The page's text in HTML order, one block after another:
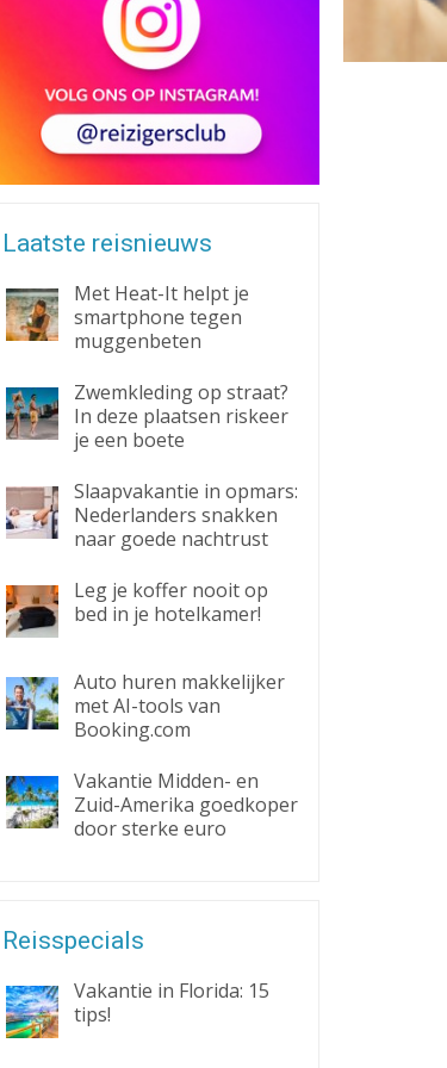
Laatste reisnieuws
Met Heat-It helpt je
smartphone tegen
muggenbeten
Zwemkleding op straat?
In deze plaatsen riskeer
je een boete
Slaapvakantie in opmars:
Nederlanders snakken
naar goede nachtrust
Leg je koffer nooit op
bed in je hotelkamer!
Auto huren makkelijker
met AI-tools van
Booking.com
Vakantie Midden- en
Zuid-Amerika goedkoper
door sterke euro
Reisspecials
Vakantie in Florida: 15
tips!